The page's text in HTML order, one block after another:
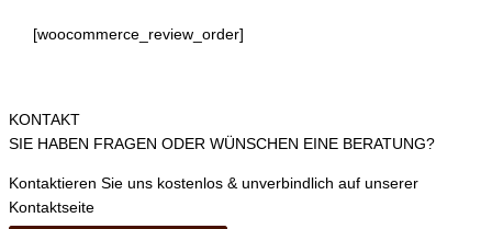
[woocommerce_review_order]
KONTAKT
SIE HABEN FRAGEN ODER WÜNSCHEN EINE BERATUNG?
Kontaktieren Sie uns kostenlos & unverbindlich auf unserer
Kontaktseite